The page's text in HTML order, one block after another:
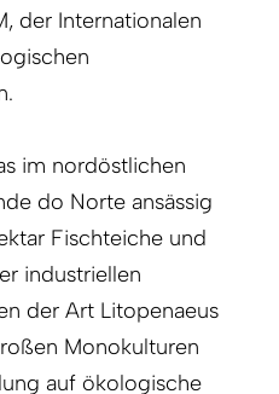
der Internationalen
im nordöstlichen
do Norte ansässig
Fischteiche und
industriellen
der Art Litopenaeus
Monokulturen
auf ökologische